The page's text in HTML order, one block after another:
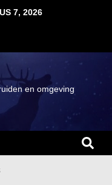
7, 2026
en omgeving